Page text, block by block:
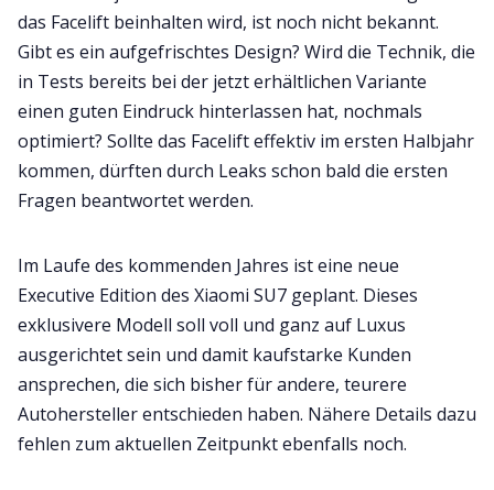
das Facelift beinhalten wird, ist noch nicht bekannt.
Gibt es ein aufgefrischtes Design? Wird die Technik, die
in Tests bereits bei der jetzt erhältlichen Variante
einen guten Eindruck hinterlassen hat, nochmals
optimiert? Sollte das Facelift effektiv im ersten Halbjahr
kommen, dürften durch Leaks schon bald die ersten
Fragen beantwortet werden.
Im Laufe des kommenden Jahres ist eine neue
Executive Edition des Xiaomi SU7 geplant. Dieses
exklusivere Modell soll voll und ganz auf Luxus
ausgerichtet sein und damit kaufstarke Kunden
ansprechen, die sich bisher für andere, teurere
Autohersteller entschieden haben. Nähere Details dazu
fehlen zum aktuellen Zeitpunkt ebenfalls noch.